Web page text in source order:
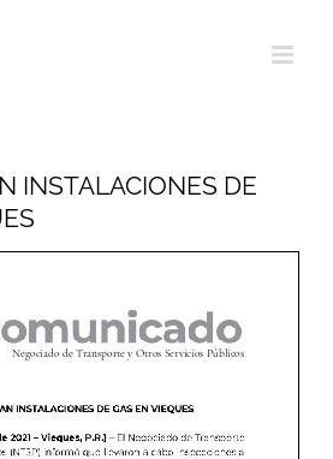
INSTALACIONES DE